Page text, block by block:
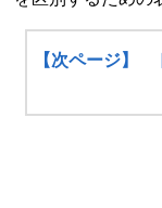
【次ページ】